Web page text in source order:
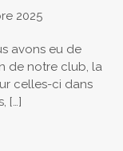
avons eu de
de notre club, la
celles-ci dans
[…]